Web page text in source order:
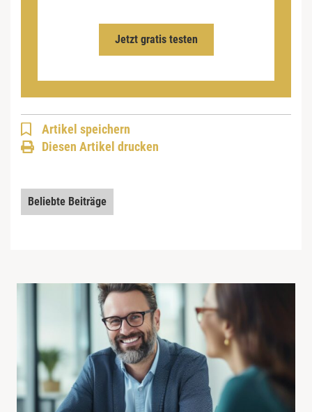
Jetzt gratis testen
Artikel speichern
Diesen Artikel drucken
Beliebte Beiträge